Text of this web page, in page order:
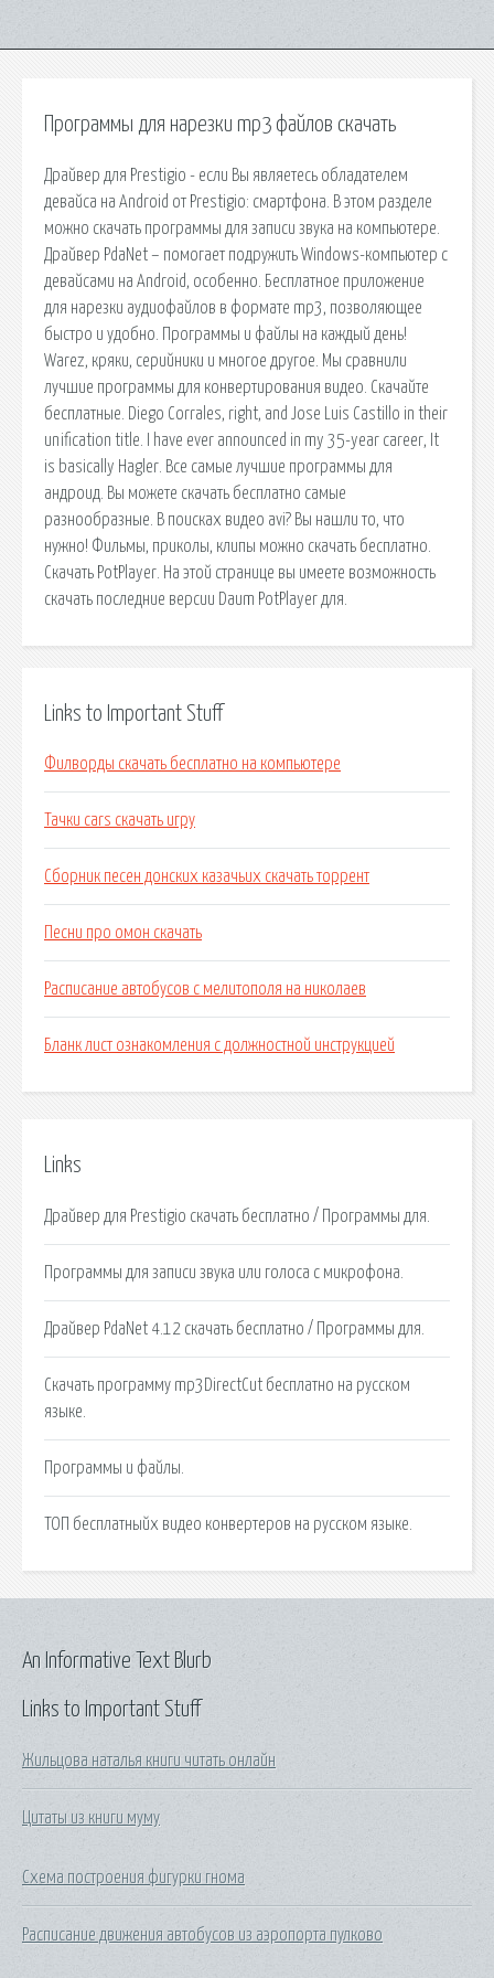
Программы для нарезки mp3 файлов скачать
Драйвер для Prestigio - если Вы являетесь обладателем
девайса на Android от Prestigio: смартфона. В этом разделе
можно скачать программы для записи звука на компьютере.
Драйвер PdaNet – помогает подружить Windows-компьютер с
девайсами на Android, особенно. Бесплатное приложение
для нарезки аудиофайлов в формате mp3, позволяющее
быстро и удобно. Программы и файлы на каждый день!
Warez, кряки, серийники и многое другое. Мы сравнили
лучшие программы для конвертирования видео. Скачайте
бесплатные. Diego Corrales, right, and Jose Luis Castillo in their
unification title. I have ever announced in my 35-year career, It
is basically Hagler. Все самые лучшие программы для
андроид. Вы можете скачать бесплатно самые
разнообразные. В поисках видео avi? Вы нашли то, что
нужно! Фильмы, приколы, клипы можно скачать бесплатно.
Скачать PotPlayer. На этой странице вы имеете возможность
скачать последние версии Daum PotPlayer для.
Links to Important Stuff
Филворды скачать бесплатно на компьютере
Тачки cars скачать игру
Сборник песен донских казачьих скачать торрент
Песни про омон скачать
Расписание автобусов с мелитополя на николаев
Бланк лист ознакомления с должностной инструкцией
Links
Драйвер для Prestigio скачать бесплатно / Программы для.
Программы для записи звука или голоса с микрофона.
Драйвер PdaNet 4.12 скачать бесплатно / Программы для.
Скачать программу mp3DirectCut бесплатно на русском
языке.
Программы и файлы.
ТОП бесплатныйх видео конвертеров на русском языке.
Links to Important Stuff
Жильцова наталья книги читать онлайн
Цитаты из книги муму
Схема построения фигурки гнома
Расписание движения автобусов из аэропорта пулково
An Informative Text Blurb